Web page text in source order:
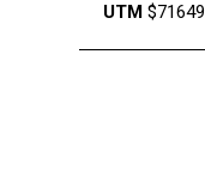
UTM $71649